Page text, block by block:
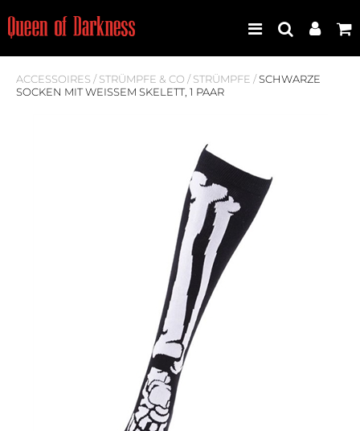
Neuheiten
Männer
Plus Size
Store Leipzig
Accessoires
Sale
ACCESSOIRES / STRÜMPFE & CO / STRÜMPFE /SCHWARZE
SOCKEN MIT WEISSEM SKELETT, 1 PAAR